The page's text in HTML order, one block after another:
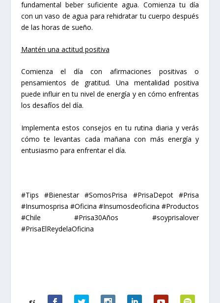
fundamental beber suficiente agua. Comienza tu día
con un vaso de agua para rehidratar tu cuerpo después
de las horas de sueño.
Mantén una actitud positiva
Comienza el día con afirmaciones positivas o
pensamientos de gratitud. Una mentalidad positiva
puede influir en tu nivel de energía y en cómo enfrentas
los desafíos del día.
Implementa estos consejos en tu rutina diaria y verás
cómo te levantas cada mañana con más energía y
entusiasmo para enfrentar el día.
#Tips #Bienestar #SomosPrisa #PrisaDepot #Prisa
#Insumosprisa #Oficina #Insumosdeoficina #Productos
#Chile #Prisa30Años #soyprisalover
#PrisaElReydelaOficina